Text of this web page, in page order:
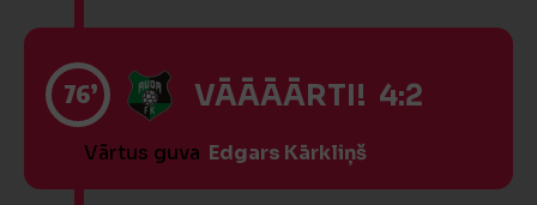
76’ VĀĀĀĀRTI! 4:2
Vārtus guva Edgars Kārkliņš